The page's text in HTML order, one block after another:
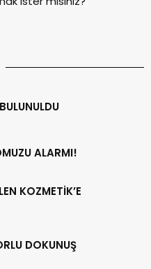
ALARMI!
KOZMETİK’E
DOKUNUŞ